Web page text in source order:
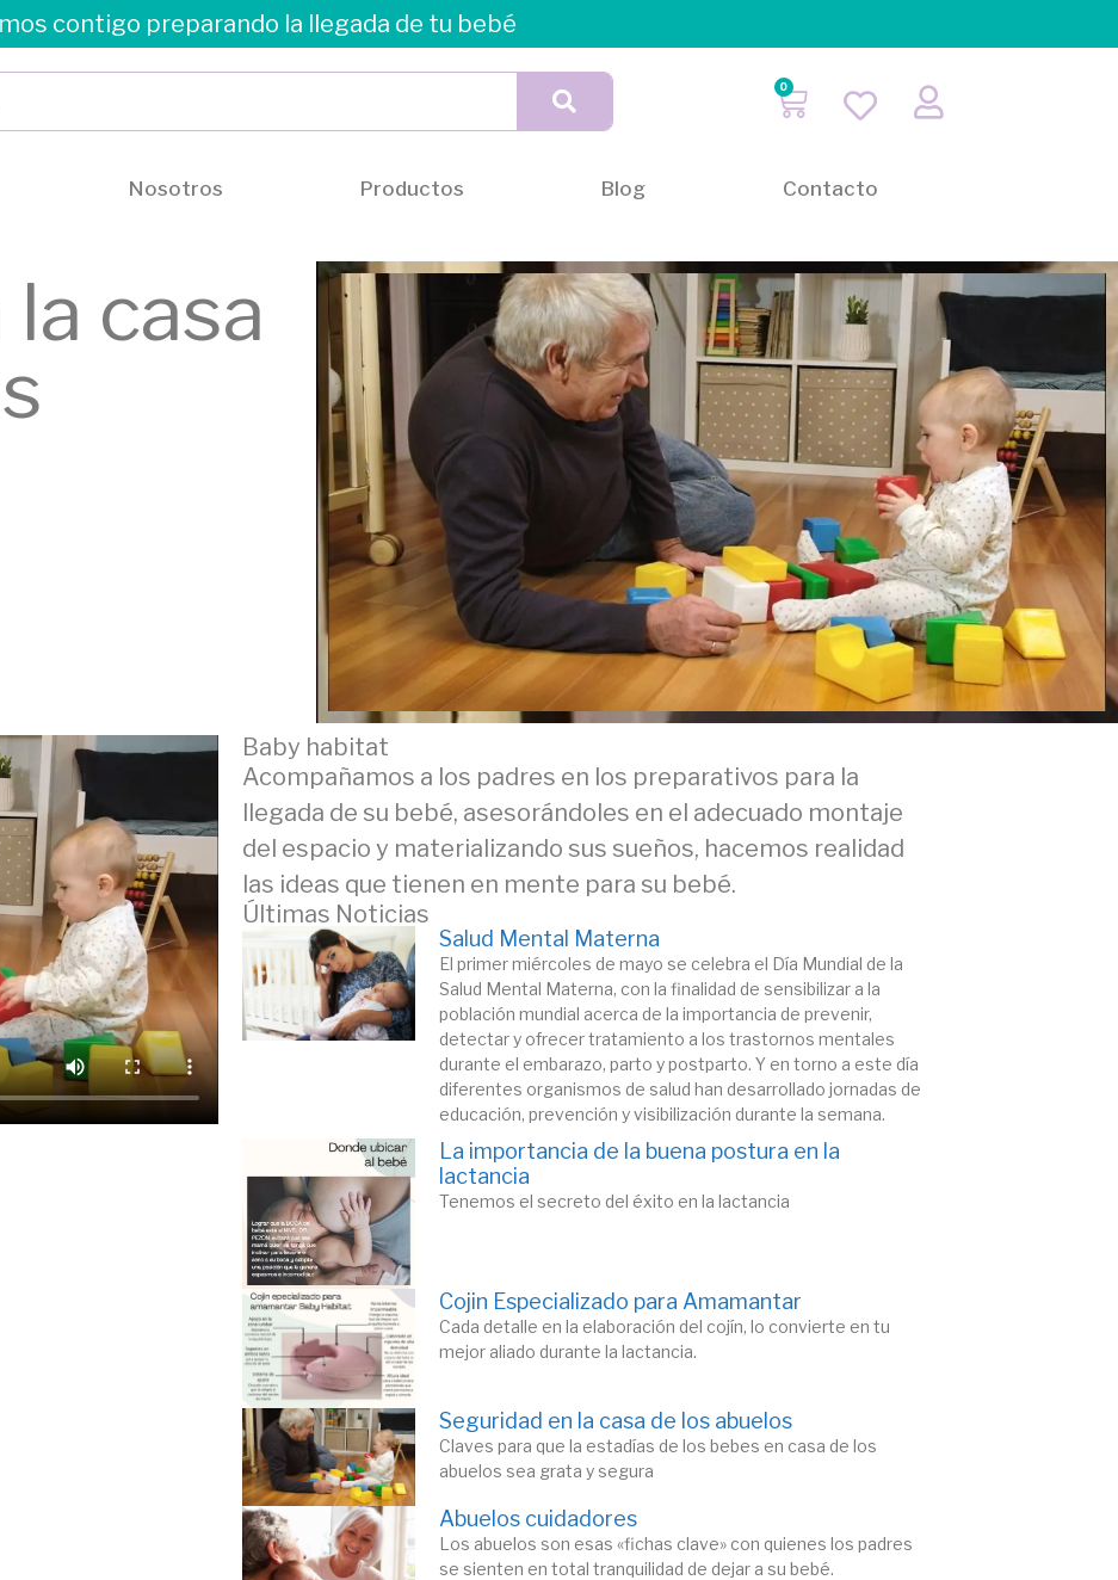
contigo preparando la llegada de tu bebé
0
Nosotros Productos Blog Contacto
casa
Baby habitat
Acompañamos a los padres en los preparativos para la
llegada de su bebé, asesorándoles en el adecuado montaje
del espacio y materializando sus sueños, hacemos realidad
las ideas que tienen en mente para su bebé.
Últimas Noticias
Salud Mental Materna
El primer miércoles de mayo se celebra el Día Mundial de la
Salud Mental Materna, con la finalidad de sensibilizar a la
población mundial acerca de la importancia de prevenir,
detectar y ofrecer tratamiento a los trastornos mentales
durante el embarazo, parto y postparto. Y en torno a este día
diferentes organismos de salud han desarrollado jornadas de
educación, prevención y visibilización durante la semana.
La importancia de la buena postura en la
lactancia
Tenemos el secreto del éxito en la lactancia
Cojin Especializado para Amamantar
Cada detalle en la elaboración del cojín, lo convierte en tu
mejor aliado durante la lactancia.
Seguridad en la casa de los abuelos
Claves para que la estadías de los bebes en casa de los
abuelos sea grata y segura
Abuelos cuidadores
Los abuelos son esas «fichas clave» con quienes los padres
se sienten en total tranquilidad de dejar a su bebé.